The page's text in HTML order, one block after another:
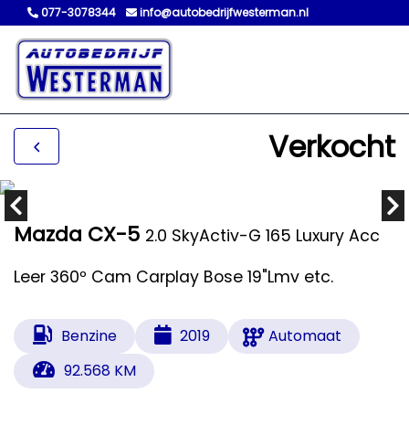
077-3078344 info@autobedrijfwesterman.nl
Verkocht
Mazda CX-5 2.0 SkyActiv-G 165 Luxury Acc
Leer 360º Cam Carplay Bose 19"Lmv etc.
Benzine 2019
Automaat
92.568 KM